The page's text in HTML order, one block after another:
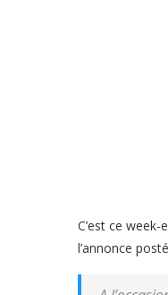
C’est ce
l’annonce